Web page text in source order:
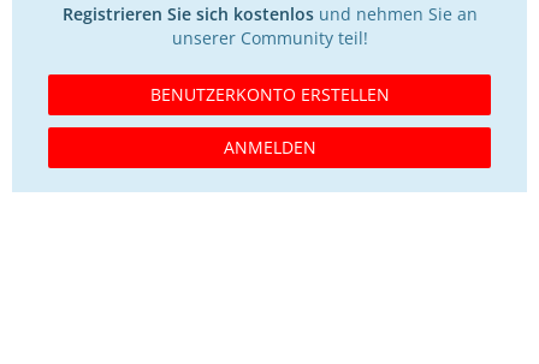
Registrieren Sie sich kostenlosund nehmen Sie an
unserer Community teil!
BENUTZERKONTO ERSTELLEN
ANMELDEN